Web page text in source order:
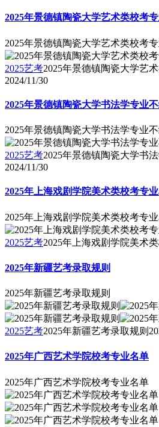
2025年景德镇陶瓷大学艺术类校考
2025年景德镇陶瓷大学艺术类校考
2025艺考2025年景德镇陶瓷大学艺
2024/11/30
2025年景德镇陶瓷大学书法学专业
2025年景德镇陶瓷大学书法学专业
2025艺考2025年景德镇陶瓷大学书
2024/11/30
2025年上海戏剧学院美术类校考专
2025年上海戏剧学院美术类校考专
2025艺考2025年上海戏剧学院美术
2025年新疆艺考录取规则
2025年新疆艺考录取规则
2025艺考2025年新疆艺考录取规则
2025年广西艺术学院校考专业名单
2025年广西艺术学院校考专业名单